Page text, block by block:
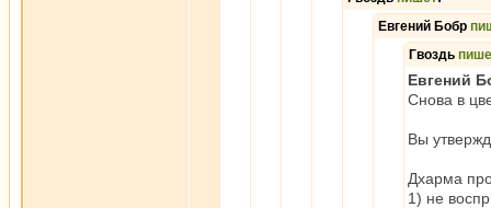
Евгений Бобр
Гвоздь
Евгений
Снова в
Вы
Дхарма
1) не